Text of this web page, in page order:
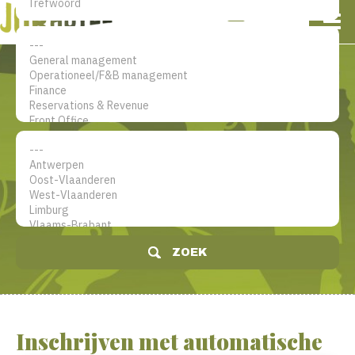
De jobsite voor hotel
professionals
ZOEK
Inschrijven met automatische